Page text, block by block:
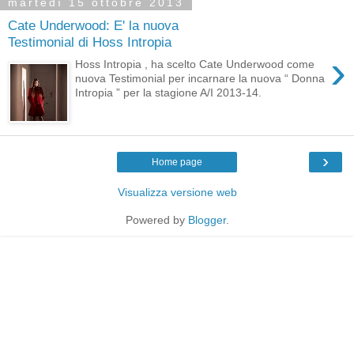
martedì 15 ottobre 2013
Cate Underwood: E' la nuova
Testimonial di Hoss Intropia
›
Hoss Intropia , ha scelto Cate Underwood come
nuova Testimonial per incarnare la nuova “ Donna
Intropia ” per la stagione A/I 2013-14.
›
Home page
Visualizza versione web
Powered by Blogger.